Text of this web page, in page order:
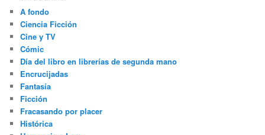
A fondo
Ciencia Ficción
Cine y TV
Cómic
Día del libro en librerías de segunda mano
Encrucijadas
Fantasía
Ficción
Fracasando por placer
Histórica